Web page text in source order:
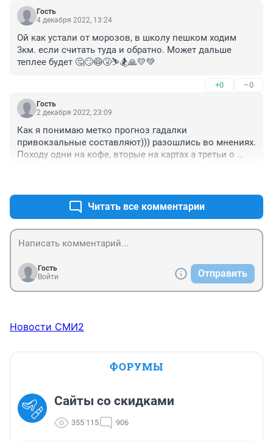
Гость
4 декабря 2022, 13:24
Ой как устали от морозов, в школу пешком ходим
3км. если считать туда и обратно. Может дальше
теплее будет 🤔🙄😷🤧⛷️🏂🙏💛💚
+0 –0
Гость
2 декабря 2022, 23:09
Как я понимаю метко прогноз гадалки
привокзальные составляют))) разошлись во мнениях.
Походу одни на кофе, вторые на картах а третьи о
Читать все комментарии
Гость
Войти
Отправить
Новости СМИ2
ФОРУМЫ
Сайты со скидками
355 115 906